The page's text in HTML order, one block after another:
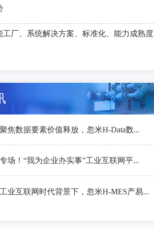
厂、系统解决方案、标准化、能力成熟度
焦数据要素价值释放，忽米H-Data数...
场！“我为企业办实事”工业互联网平...
业互联网时代背景下，忽米H-MES产易...